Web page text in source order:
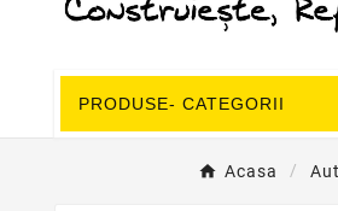
PRODUSE- CATEGORII
Acasa